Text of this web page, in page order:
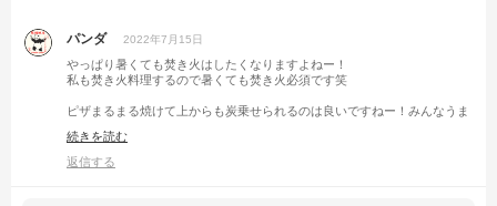
パンダ 2022年7月15日
やっぱり暑くても焚き火はしたくなりますよねー！
私も焚き火料理するので暑くても焚き火必須です笑
ピザまるまる焼けて上からも炭乗せられるのは良いですねー！みんなうま
朝からの牡蠣レモンのパスタも素敵！
続きを読む
返信する